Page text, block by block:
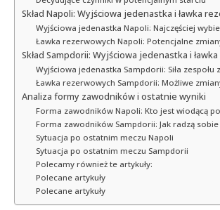
Skład Napoli: Wyjściowa jedenastka i ławka
Wyjściowa jedenastka Napoli: Najczęściej
Ławka rezerwowych Napoli: Potencjalne
Skład Sampdorii: Wyjściowa jedenastka i
Wyjściowa jedenastka Sampdorii: Siła zespołu
Ławka rezerwowych Sampdorii: Możliwe
Analiza formy zawodników i ostatnie wyniki
Forma zawodników Napoli: Kto jest wiodącą
Forma zawodników Sampdorii: Jak radzą sobie
Sytuacja po ostatnim meczu Napoli
Sytuacja po ostatnim meczu Sampdorii
Polecamy również te artykuły:
Polecane artykuły
Polecane artykuły